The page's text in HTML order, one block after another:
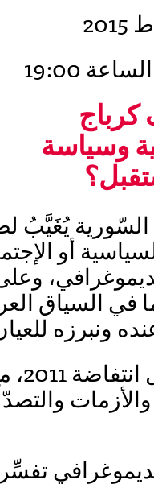
وسياسة
السّورية يُغَيَّبُ
أو
في السياق
ونبرزه
ولكن ما